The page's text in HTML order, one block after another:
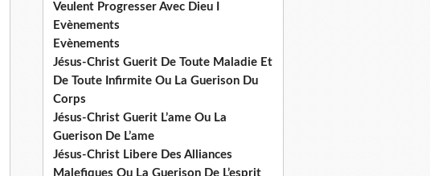
Veulent Progresser Avec Dieu I
Evènements
Evènements
Jésus-Christ Guerit De Toute Maladie Et
De Toute Infirmite Ou La Guerison Du
Corps
Jésus-Christ Guerit L’ame Ou La
Guerison De L’ame
Jésus-Christ Libere Des Alliances
Malefiques Ou La Guerison De L’esprit